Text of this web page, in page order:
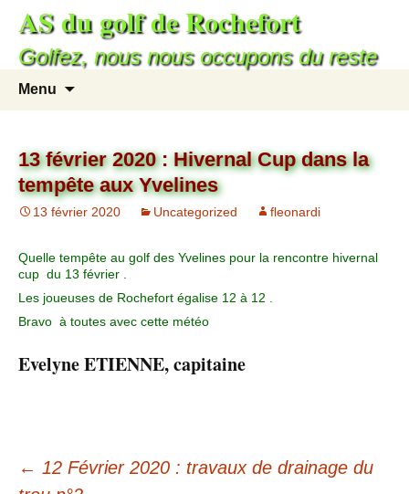
AS du golf de Rochefort
Golfez, nous nous occupons du reste
Menu
13 février 2020 : Hivernal Cup dans la
tempête aux Yvelines
13 février 2020 Uncategorized fleonardi
Quelle tempête au golf des Yvelines pour la rencontre hivernal
cup du 13 février .
Les joueuses de Rochefort égalise 12 à 12 .
Bravo à toutes avec cette météo
Evelyne ETIENNE, capitaine
← 12 Février 2020 : travaux de drainage du